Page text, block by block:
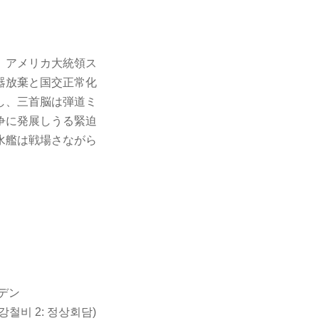
メリカ大統領ス
放棄と国交正常化
三首脳は弾道ミ
に発展しうる緊迫
艦は戦場さながら
ン
철비 2: 정상회담)